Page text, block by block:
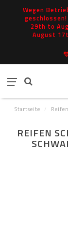
Wegen
29th to
August
Startseite /
REIFEN